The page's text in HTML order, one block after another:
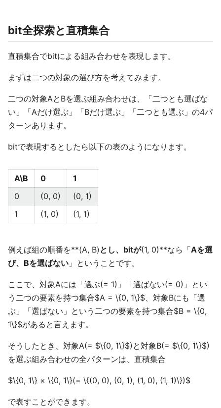
bit全探索と直積集合
直積集合でbitによる組み合わせを表現します。
まずは二つの対象の選び方を考えてみます。
二つの対象AとBを選ぶ組み合わせは、「二つとも選ばな
い」「Aだけ選ぶ」「Bだけ選ぶ」「二つとも選ぶ」の4パ
ターンあります。
bitで表現するとしたら以下の表のようになります。
A\B 0
1
0
(0, 0)
(0, 1)
1
(1, 0) (1, 1)
例えば組の順番を**(A, B) とし、bitが(1, 0)**なら「Aを選
び、Bを選ばない 」ということです。
ここで、対象Aには「選ぶ(= 1)」「選ばない(= 0)」とい
う二つの要素を持つ集合$A = \{0, 1\}$、対象Bにも「選
ぶ」「選ばない」という二つの要素を持つ集合$B = \{0,
1\}$があると言えます。
そうしたとき、対象A(= $\{0, 1\}$)と対象B(= $\{0, 1\}$)
を選ぶ組み合わせの全パターンは、直積集合
$\{0, 1\} × \{0, 1\}(= \{(0, 0), (0, 1), (1, 0), (1, 1)\})$
で表すことができます。